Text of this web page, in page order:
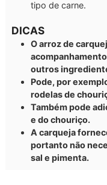
tipo de carne.
DICAS
O arroz de
outros
Pode, por
rodelas de
Também pode
e do chouriço.
A carqueja
portanto não
sal e pimenta.